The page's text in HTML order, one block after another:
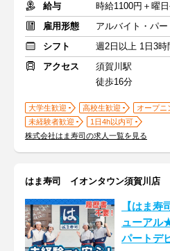
給与
時給1100円＋曜
雇用形態
アルバイト・パー
シフト
週2日以上 1日3時
アクセス
須賀川駅
徒歩16分
大学生歓迎 高校生歓迎
オープニ
未経験者歓迎
1日4h以内可
株式会社はま寿司の求人一覧を見る
はま寿司 イオンタウン須賀川店
【はま寿
ューアル
パートデ